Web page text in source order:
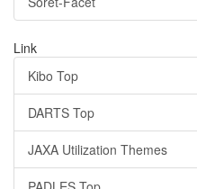
Link
Kibo Top
DARTS Top
JAXA Utilization Themes